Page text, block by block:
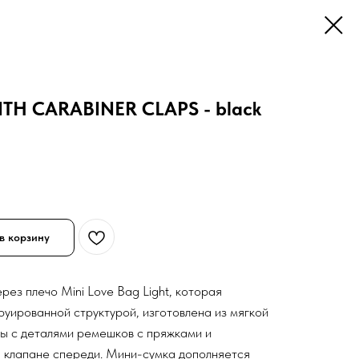
CARABINER CLAPS - black
корзину
плечо Mini Love Bag Light, которая
структурой, изготовлена из мягкой
с деталями ремешков с пряжками и
спереди. Мини-сумка дополняется